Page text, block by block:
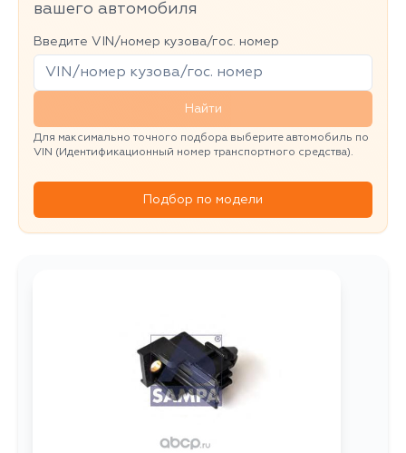
вашего автомобиля
Введите VIN/номер кузова/гос. номер
Найти
Для максимально точного подбора выберите автомобиль по
VIN (Идентификационный номер транспортного средства).
Подбор по модели